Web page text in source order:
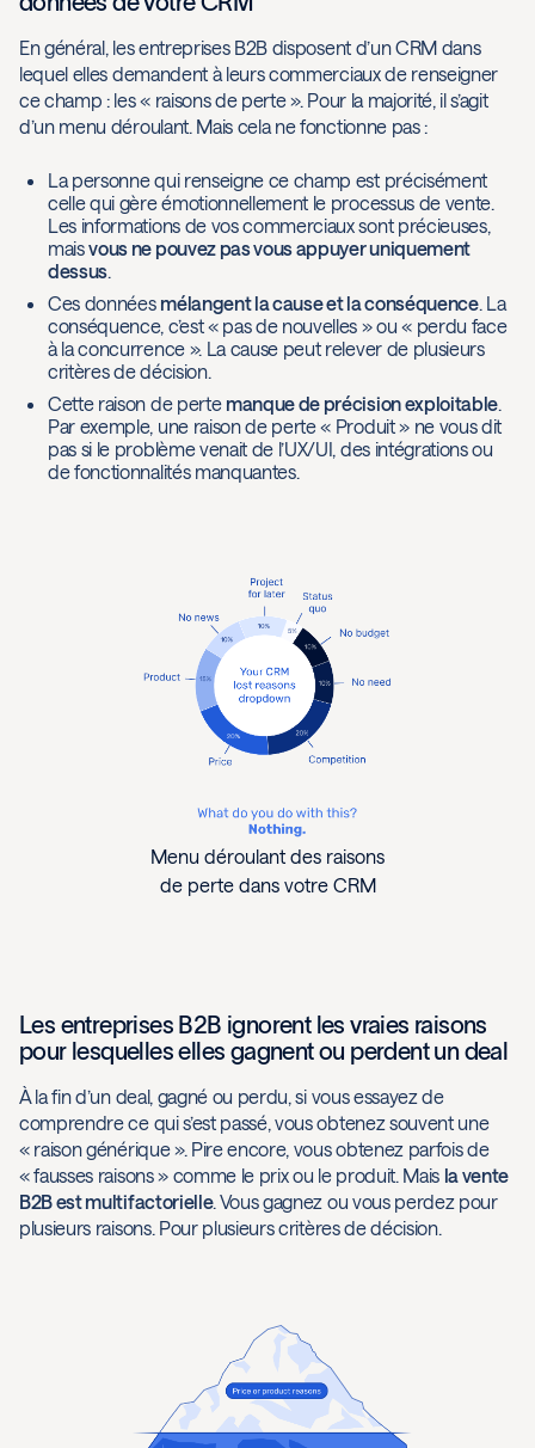
En général, les entreprises B2B disposent d’un CRM dans
lequel elles demandent à leurs commerciaux de renseigner
ce champ : les « raisons de perte ». Pour la majorité, il s’agit
d’un menu déroulant. Mais cela ne fonctionne pas :
La personne qui renseigne ce champ est précisément
celle qui gère émotionnellement le processus de vente.
Les informations de vos commerciaux sont précieuses,
maisvous ne pouvez pas vous appuyer uniquement
dessus.
Ces données mélangent la cause et la conséquence. La
conséquence, c’est « pas de nouvelles » ou « perdu face
à la concurrence ». La cause peut relever de plusieurs
critères de décision.
Cette raison de perte manque de précision exploitable.
Par exemple, une raison de perte « Produit » ne vous dit
pas si le problème venait de l’UX/UI, des intégrations ou
de fonctionnalités manquantes.
Menu déroulant des raisons
de perte dans votre CRM
Les entreprises B2B ignorent les vraies raisons
pour lesquelles elles gagnent ou perdent un deal
À la fin d’un deal, gagné ou perdu, si vous essayez de
comprendre ce qui s’est passé, vous obtenez souvent une
« raison générique ». Pire encore, vous obtenez parfois de
« fausses raisons » comme le prix ou le produit. Mais la vente
B2B est multifactorielle. Vous gagnez ou vous perdez pour
plusieurs raisons. Pour plusieurs critères de décision.